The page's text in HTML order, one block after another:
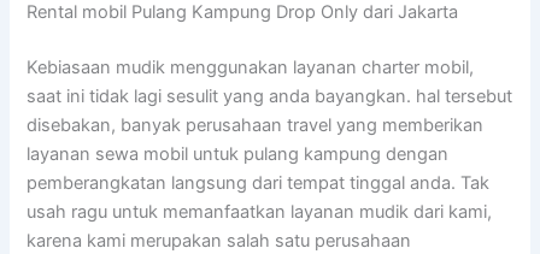
Rental mobil Pulang Kampung Drop Only dari Jakarta
Kebiasaan mudik menggunakan layanan charter mobil,
saat ini tidak lagi sesulit yang anda bayangkan. hal tersebut
disebakan, banyak perusahaan travel yang memberikan
layanan sewa mobil untuk pulang kampung dengan
pemberangkatan langsung dari tempat tinggal anda. Tak
usah ragu untuk memanfaatkan layanan mudik dari kami,
karena kami merupakan salah satu perusahaan